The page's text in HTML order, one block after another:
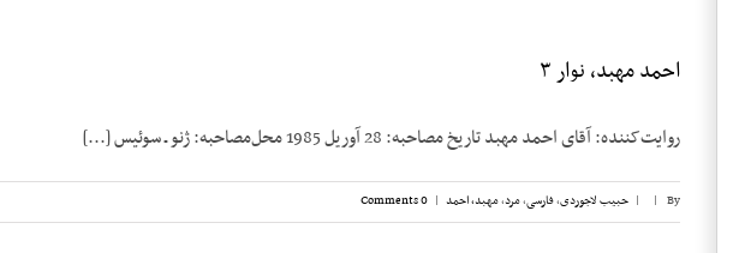
احمد مهبد، نوار ۳
روایت‌کننده: آقای احمد مهبد تاریخ مصاحبه: 28 آوریل 1985 محل‌مصاحبه: ژنو ـ سوئیس [...]
By
|
| حبیب لاجوردی,فارسی,مرد,مهبد، احمد |
0 Comments